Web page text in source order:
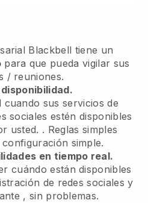
Blackbell tiene un
para que pueda vigilar sus
/ reuniones.
sus servicios de
sociales estén disponibles
usted. . Reglas simples
simple.
en tiempo real.
cuándo están disponibles
de redes sociales y
, sin problemas.